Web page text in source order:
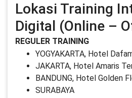
Lokasi Training
Digital (Online –
REGULER TRAINING
YOGYAKARTA, Hotel
JAKARTA, Hotel Amaris
BANDUNG, Hotel Golden
SURABAYA